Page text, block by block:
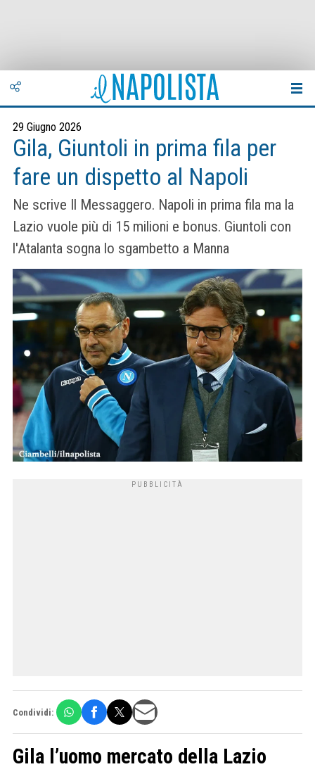
29 Giugno 2026
Gila, Giuntoli in prima fila per
fare un dispetto al Napoli
Ne scrive Il Messaggero. Napoli in prima fila ma la
Lazio vuole più di 15 milioni e bonus. Giuntoli con
l'Atalanta sogna lo sgambetto a Manna
Condividi:
Gila l’uomo mercato della Lazio